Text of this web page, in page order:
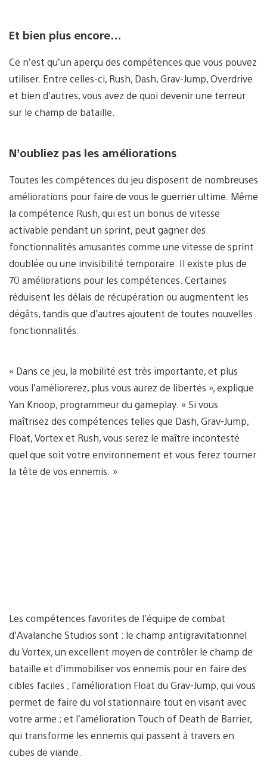
Et bien plus encore…
Ce n’est qu’un aperçu des compétences que vous pouvez
utiliser. Entre celles-ci, Rush, Dash, Grav-Jump, Overdrive
et bien d’autres, vous avez de quoi devenir une terreur
sur le champ de bataille.
N’oubliez pas les améliorations
Toutes les compétences du jeu disposent de nombreuses
améliorations pour faire de vous le guerrier ultime. Même
la compétence Rush, qui est un bonus de vitesse
activable pendant un sprint, peut gagner des
fonctionnalités amusantes comme une vitesse de sprint
doublée ou une invisibilité temporaire. Il existe plus de
70 améliorations pour les compétences. Certaines
réduisent les délais de récupération ou augmentent les
dégâts, tandis que d’autres ajoutent de toutes nouvelles
fonctionnalités.
« Dans ce jeu, la mobilité est très importante, et plus
vous l’améliorerez, plus vous aurez de libertés », explique
Yan Knoop, programmeur du gameplay. « Si vous
maîtrisez des compétences telles que Dash, Grav-Jump,
Float, Vortex et Rush, vous serez le maître incontesté
quel que soit votre environnement et vous ferez tourner
la tête de vos ennemis. »
Les compétences favorites de l’équipe de combat
d’Avalanche Studios sont : le champ antigravitationnel
du Vortex, un excellent moyen de contrôler le champ de
bataille et d’immobiliser vos ennemis pour en faire des
cibles faciles ; l’amélioration Float du Grav-Jump, qui vous
permet de faire du vol stationnaire tout en visant avec
votre arme ; et l’amélioration Touch of Death de Barrier,
qui transforme les ennemis qui passent à travers en
cubes de viande.